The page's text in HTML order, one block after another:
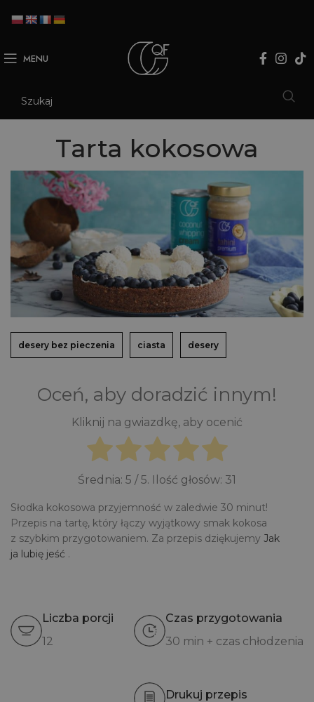
MENU
Tarta kokosowa
desery bez pieczenia ciasta desery
Oceń, aby doradzić innym!
Kliknij na gwiazdkę, aby ocenić
Średnia: 5 / 5. Ilość głosów: 31
Słodka kokosowa przyjemność w zaledwie 30 minut!
Przepis na tartę, który łączy wyjątkowy smak kokosa
z szybkim przygotowaniem. Za przepis dziękujemy Jak
ja lubię jeść .
Liczba porcji
12
Czas przygotowania
30 min + czas chłodzenia
Drukuj przepis